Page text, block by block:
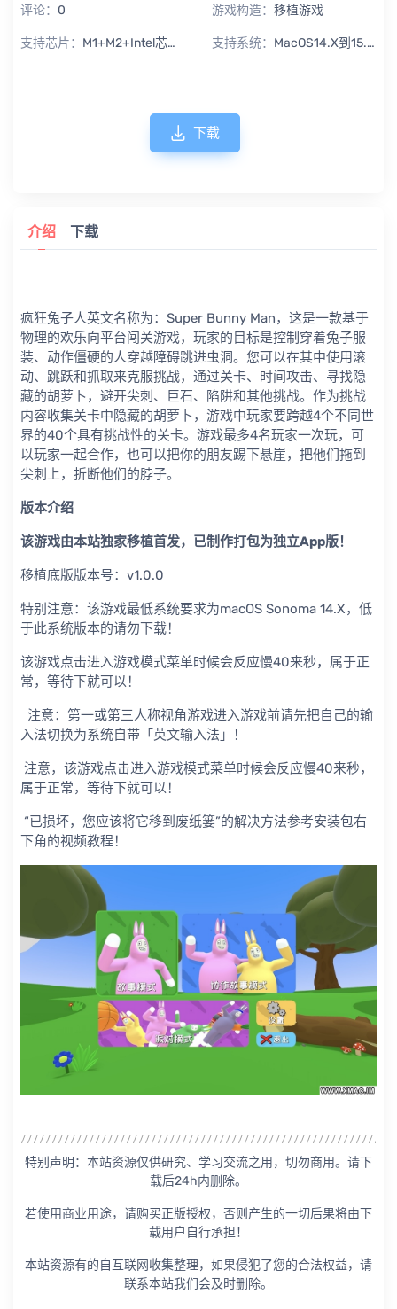
评论： 0 游戏构造： 移植游戏
支持芯片： M1+M2+Intel芯片通用 支持系统： MacOS14.X到15.X Sequoia
下载
介绍 下载
疯狂兔子人英文名称为：Super Bunny Man，这是一款基于
物理的欢乐向平台闯关游戏，玩家的目标是控制穿着兔子服
装、动作僵硬的人穿越障碍跳进虫洞。您可以在其中使用滚
动、跳跃和抓取来克服挑战，通过关卡、时间攻击、寻找隐
藏的胡萝卜，避开尖刺、巨石、陷阱和其他挑战。作为挑战
内容收集关卡中隐藏的胡萝卜，游戏中玩家要跨越4个不同世
界的40个具有挑战性的关卡。游戏最多4名玩家一次玩，可
以玩家一起合作，也可以把你的朋友踢下悬崖，把他们拖到
尖刺上，折断他们的脖子。
版本介绍
该游戏由本站独家移植首发，已制作打包为独立App版！
移植底版版本号：v1.0.0
特别注意：该游戏最低系统要求为macOS Sonoma 14.X，低
于此系统版本的请勿下载！
该游戏点击进入游戏模式菜单时候会反应慢40来秒，属于正
常，等待下就可以！
注意：第一或第三人称视角游戏进入游戏前请先把自己的输
入法切换为系统自带「英文输入法」！
注意，该游戏点击进入游戏模式菜单时候会反应慢40来秒，
属于正常，等待下就可以！
“已损坏，您应该将它移到废纸篓”的解决方法参考安装包右
下角的视频教程！
特别声明：本站资源仅供研究、学习交流之用，切勿商用。请下
载后24h内删除。
若使用商业用途，请购买正版授权，否则产生的一切后果将由下
载用户自行承担！
本站资源有的自互联网收集整理，如果侵犯了您的合法权益，请
联系本站我们会及时删除。